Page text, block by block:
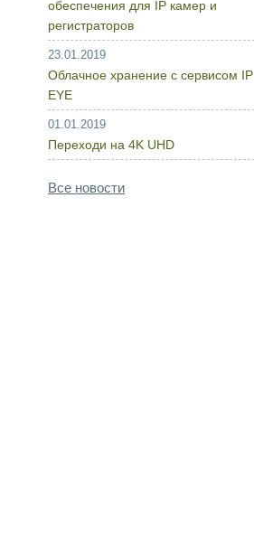
обеспечения для IP камер и
регистраторов
23.01.2019
Облачное хранение с сервисом IP
EYE
01.01.2019
Переходи на 4K UHD
Все новости